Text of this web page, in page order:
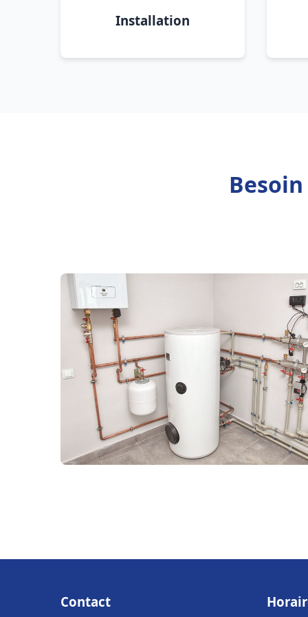
Installation
Contact